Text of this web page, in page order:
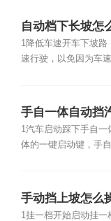
自动档下长坡怎
1降低车速开车下坡
速行驶，以免因为车
手自一体自动挡
作？
1汽车启动踩下手自
体的一键启动键，手
手动挡上坡怎么
1挂一档开始启动挂